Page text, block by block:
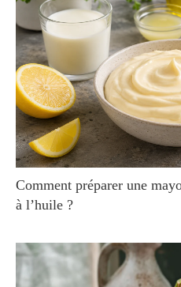
Comment préparer une
à l’huile ?